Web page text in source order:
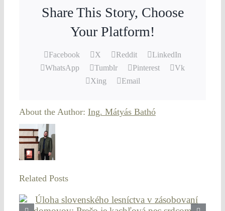
Share This Story, Choose
Your Platform!
Facebook X Reddit
LinkedIn
WhatsApp
Tumblr Pinterest
Vk
Xing
Email
About the Author: Ing. Mátyás Bathó
Related Posts